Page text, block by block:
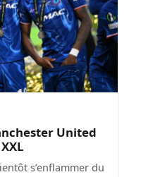
United
s’enflammer du